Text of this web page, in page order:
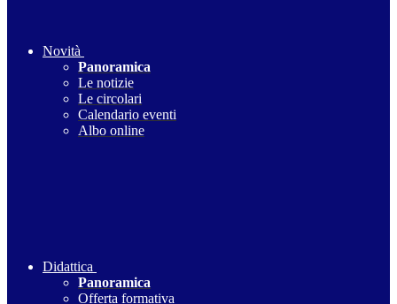
Novità
Panoramica
Le notizie
Le circolari
Calendario eventi
Albo online
Didattica
Panoramica
Offerta formativa